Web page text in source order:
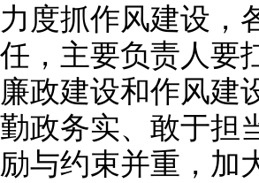
力度抓作风建设，
任，主要负责人要
廉政建设和作风建
勤政务实、敢于担
励与约束并重，加